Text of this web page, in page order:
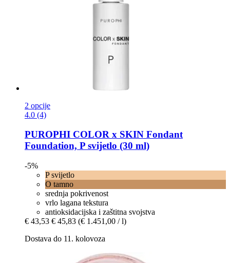
2 opcije
4.0 (4)
PUROPHI COLOR x SKIN Fondant
Foundation, P svijetlo (30 ml)
-5%
P svijetlo
O tamno
srednja pokrivenost
vrlo lagana tekstura
antioksidacijska i zaštitna svojstva
€ 43,53 € 45,83 (€ 1.451,00 / l)
Dostava do 11. kolovoza